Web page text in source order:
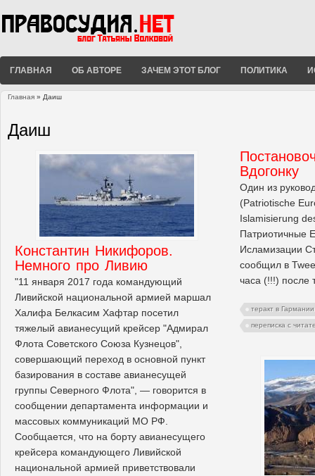
ГЛАВНАЯ ОБ АВТОРЕ ЗАЧЕМ ЭТОТ БЛОГ ПОЛИТИКА
Главная » Даиш
Даиш
Константин Никифоров.
Немного про Ливию
"11 января 2017 года командующий
Ливийской национальной армией маршал
Халифа Белкасим Хафтар посетил
тяжелый авианесущий крейсер "Адмирал
Флота Советского Союза Кузнецов",
совершающий переход в основной пункт
базирования в составе авианесущей
группы Северного Флота", — говорится в
сообщении департамента информации и
массовых коммуникаций МО РФ.
Сообщается, что на борту авианесущего
крейсера командующего Ливийской
национальной армией приветствовали
Вдогонку
Один из
(Patriotische
Islamisierung
Патриотичные
Исламизации
сообщил в
часа (!!!) после
теракт в Гармании
переписка с